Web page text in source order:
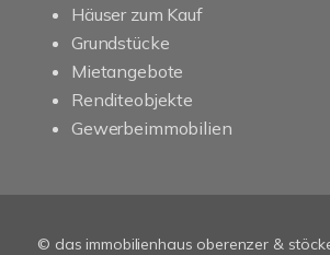
Häuser zum Kauf
Grundstücke
Mietangebote
Renditeobjekte
Gewerbeimmobilien
© das immobilienhaus oberenzer &